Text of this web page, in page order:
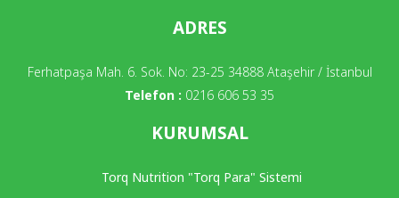
ADRES
Ferhatpaşa Mah. 6. Sok. No: 23-25 34888 Ataşehir / İstanbul
Telefon : 0216 606 53 35
KURUMSAL
Torq Nutrition "Torq Para" Sistemi